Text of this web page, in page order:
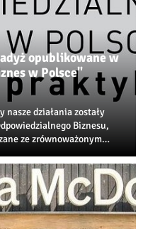
opublikowane w
w Polsce"
działania zostały
Biznesu,
ze zrównoważonym